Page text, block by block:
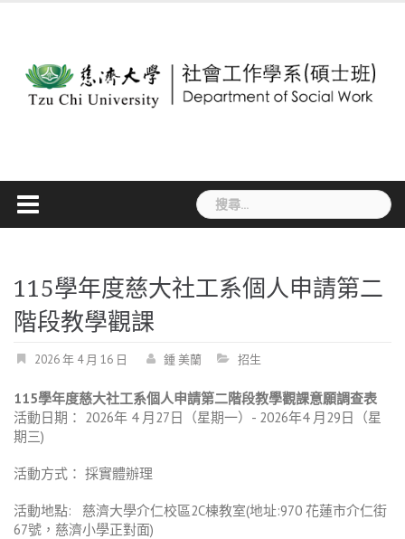
搜
尋
115學年度慈大社工系個人申請第二
階段教學觀課
2026 年 4 月 16 日 鍾 美蘭 招生
115學年度慈大社工系個人申請第二階段教學觀課意願調查表
活動日期： 2026年 4 月27日（星期一）- 2026年4 月29日（星
期三)
活動方式： 採實體辦理
活動地點: 慈濟大學介仁校區2C棟教室(地址:970 花蓮市介仁街
67號，慈濟小學正對面)